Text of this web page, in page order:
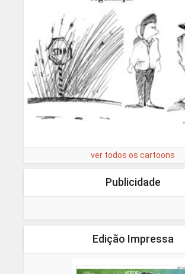
ver todos os cartoons
Publicidade
Edição Impressa